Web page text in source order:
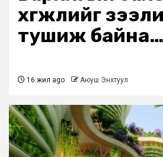
хөгжлийг
тушиж байна…
16 жил ago Аюуш Энхтуул